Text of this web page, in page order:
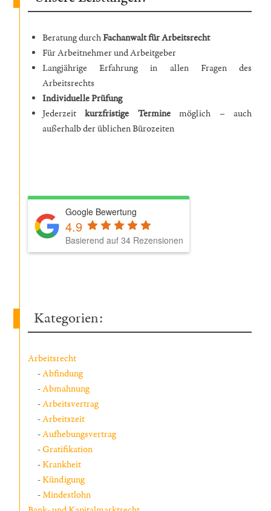
Beratung durchFachanwalt für Arbeitsrecht
Für Arbeitnehmer und Arbeitgeber
Langjährige Erfahrung in allen Fragen des
Arbeitsrechts
Individuelle Prüfung
Jederzeitkurzfristige Terminemöglich – auch
außerhalb der üblichen Bürozeiten
Google Bewertung
4.9
Basierend auf 34 Rezensionen
Kategorien:
Arbeitsrecht
Abfindung
Abmahnung
Arbeitsvertrag
Arbeitszeit
Aufhebungsvertrag
Gratifikation
Krankheit
Kündigung
Mindestlohn